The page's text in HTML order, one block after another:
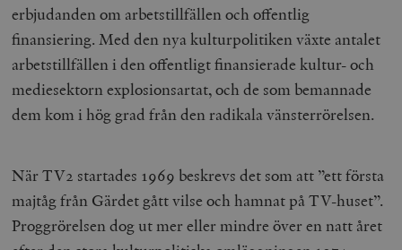
erbjudanden om arbetstillfällen och offentlig
finansiering. Med den nya kulturpolitiken växte antalet
arbetstillfällen i den offentligt finansierade kultur- och
mediesektorn explosionsartat, och de som bemannade
dem kom i hög grad från den radikala vänsterrörelsen.
När TV2 startades 1969 beskrevs det som att ”ett första
majtåg från Gärdet gått vilse och hamnat på TV-huset”.
Proggrörelsen dog ut mer eller mindre över en natt året